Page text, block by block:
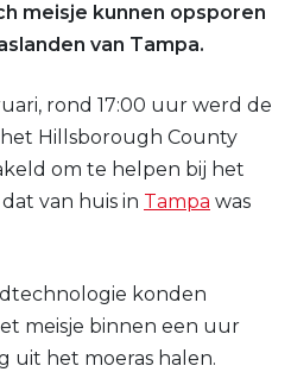
meisje kunnen opsporen
van Tampa.
rond 17:00 uur werd de
Hillsborough County
om te helpen bij het
van huis in Tampa was
konden
meisje binnen een uur
uit het moeras halen.